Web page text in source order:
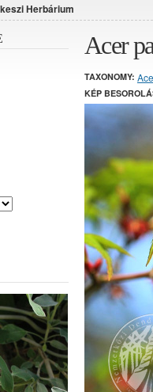
Herbárium
Acer
TAXONOMY:
KÉP